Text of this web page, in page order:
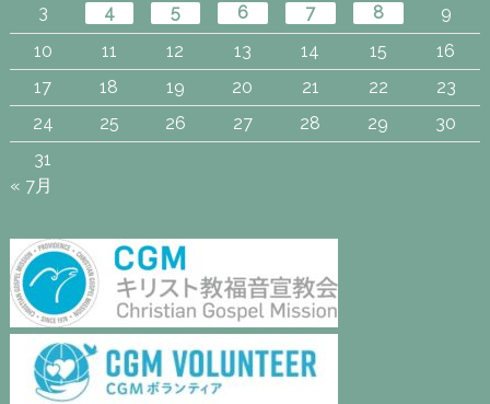
3
4 5 6 7 8
9
10
11 12 13 14 15
16
17
18 19 20 21 22
23
24
25 26 27 28 29
30
31
« 7月